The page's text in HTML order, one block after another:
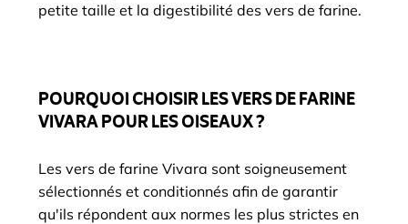
petite taille et la digestibilité des vers de farine.
POURQUOI CHOISIR LES VERS DE FARINE
VIVARA POUR LES OISEAUX ?
Les vers de farine Vivara sont soigneusement
sélectionnés et conditionnés afin de garantir
qu'ils répondent aux normes les plus strictes en